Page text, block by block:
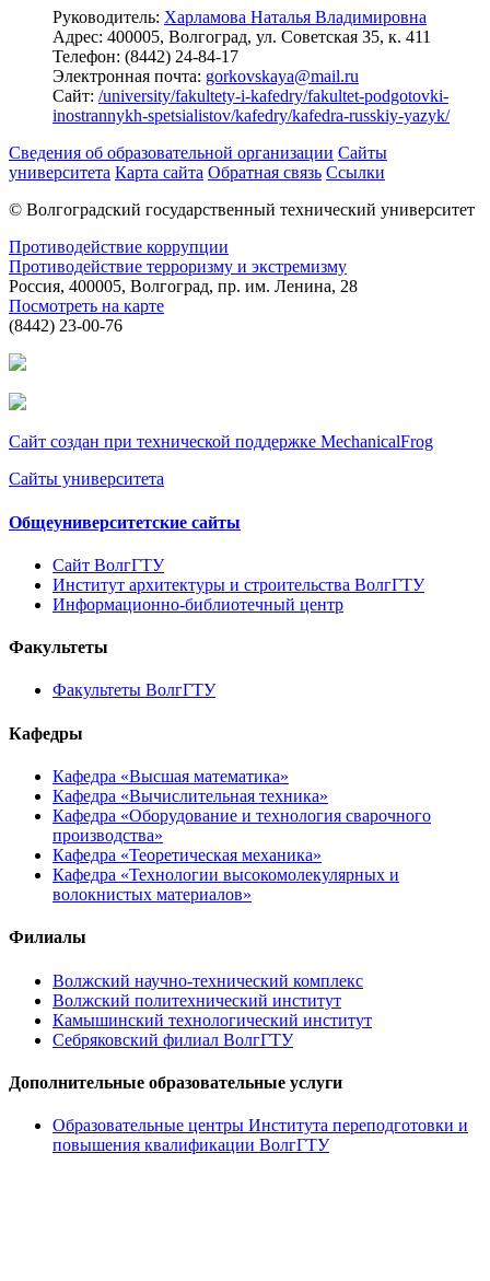
Руководитель: Харламова Наталья Владимировна
Адрес: 400005, Волгоград, ул. Советская 35, к. 411
Телефон: (8442) 24-84-17
Электронная почта: gorkovskaya@mail.ru
Сайт: /university/fakultety-i-kafedry/fakultet-podgotovki-
inostrannykh-spetsialistov/kafedry/kafedra-russkiy-yazyk/
Сведения об образовательной организации Сайты
университета Карта сайта Обратная связь Ссылки
© Волгоградский государственный технический университет
Противодействие коррупции
Противодействие терроризму и экстремизму
Россия, 400005, Волгоград, пр. им. Ленина, 28
Посмотреть на карте
(8442) 23-00-76
Сайт создан при технической поддержке MechanicalFrog
Сайты университета
Общеуниверситетские сайты
Сайт ВолгГТУ
Институт архитектуры и строительства ВолгГТУ
Информационно-библиотечный центр
Факультеты
Факультеты ВолгГТУ
Кафедры
Кафедра «Высшая математика»
Кафедра «Вычислительная техника»
Кафедра «Оборудование и технология сварочного
производства»
Кафедра «Теоретическая механика»
Кафедра «Технологии высокомолекулярных и
волокнистых материалов»
Филиалы
Волжский научно-технический комплекс
Волжский политехнический институт
Камышинский технологический институт
Себряковский филиал ВолгГТУ
Дополнительные образовательные услуги
Образовательные центры Института переподготовки и
повышения квалификации ВолгГТУ